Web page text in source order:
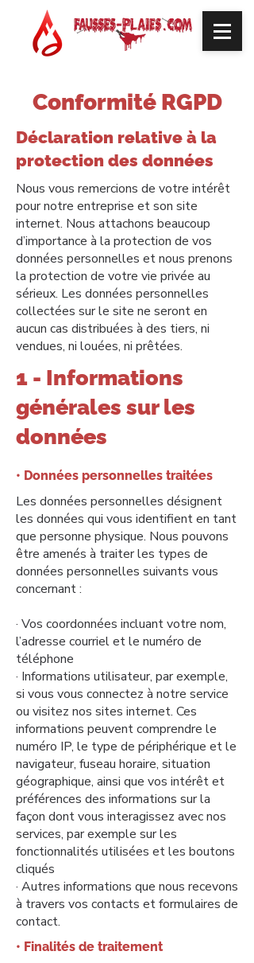
Conformité RGPD
Déclaration relative à la
protection des données
Nous vous remercions de votre intérêt
pour notre entreprise et son site
internet. Nous attachons beaucoup
d’importance à la protection de vos
données personnelles et nous prenons
la protection de votre vie privée au
sérieux. Les données personnelles
collectées sur le site ne seront en
aucun cas distribuées à des tiers, ni
vendues, ni louées, ni prêtées.
1 - Informations
générales sur les
données
• Données personnelles traitées
Les données personnelles désignent
les données qui vous identifient en tant
que personne physique. Nous pouvons
être amenés à traiter les types de
données personnelles suivants vous
concernant :
· Vos coordonnées incluant votre nom,
l’adresse courriel et le numéro de
téléphone
· Informations utilisateur, par exemple,
si vous vous connectez à notre service
ou visitez nos sites internet. Ces
informations peuvent comprendre le
numéro IP, le type de périphérique et le
navigateur, fuseau horaire, situation
géographique, ainsi que vos intérêt et
préférences des informations sur la
façon dont vous interagissez avec nos
services, par exemple sur les
fonctionnalités utilisées et les boutons
cliqués
· Autres informations que nous recevons
à travers vos contacts et formulaires de
contact.
• Finalités de traitement